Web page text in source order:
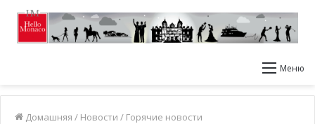
Меню
Домашняя / Новости / Горячие новости